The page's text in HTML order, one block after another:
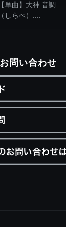
【単曲】大神 音調
（しらべ）....
お問い合わせ